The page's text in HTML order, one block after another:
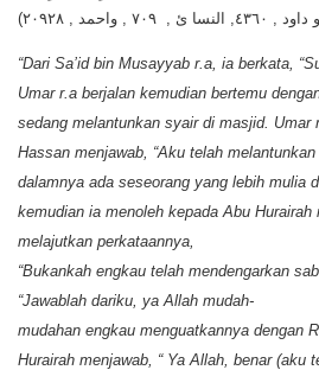
, واحمد , ٢٠٩٢٨)
“Dari Sa’id bin Musayyab r.a, ia berkata,
Umar r.a berjalan kemudian bertemu
sedang melantunkan syair di masjid. Umar
Hassan menjawab, “Aku telah melantunkan
dalamnya ada seseorang yang lebih mulia
kemudian ia menoleh kepada Abu Hurairah
melajutkan perkataannya,
“Bukankah engkau telah mendengarkan
“Jawablah dariku, ya Allah mudah-
mudahan engkau menguatkannya dengan
Hurairah menjawab, “ Ya Allah, benar (aku